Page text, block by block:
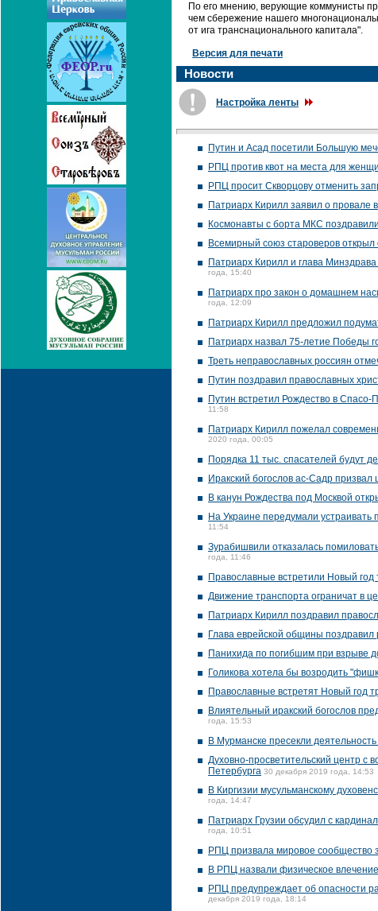
По его мнению, верующие коммунисты
чем сбережение нашего
от ига транснационального капитала".
Версия для печати
Новости
Настройка ленты
Путин и Асад посетили Большую
РПЦ против квот на места для
РПЦ просит Скворцову отменить
Патриарх Кирилл заявил о провале
Космонавты с борта МКС
Всемирный союз староверов
Патриарх Кирилл и глава
года, 15:40
Патриарх про закон о домашнем
года, 12:09
Патриарх Кирилл предложил
Патриарх назвал 75-летие Победы
Треть неправославных россиян
Путин поздравил православных
Путин встретил Рождество в
11:58
Патриарх Кирилл пожелал
2020 года, 00:05
Порядка 11 тыс. спасателей будут
Иракский богослов ас-Садр
В канун Рождества под Москвой
На Украине передумали устраивать
11:54
Зурабишвили отказалась
года, 11:46
Православные встретили Новый
Движение транспорта ограничат в
Патриарх Кирилл поздравил
Глава еврейской общины
Панихида по погибшим при взрыве
Голикова хотела бы возродить
Православные встретят Новый год
Влиятельный иракский богослов
года, 15:53
В Мурманске пресекли деятельность
Духовно-просветительский центр с
Петербурга 30 декабря 2019 года, 14:53
В Киргизии мусульманскому
года, 14:47
Патриарх Грузии обсудил с
года, 10:51
РПЦ призвала мировое сообщество
В РПЦ назвали физическое
РПЦ предупреждает об опасности
декабря 2019 года, 18:14